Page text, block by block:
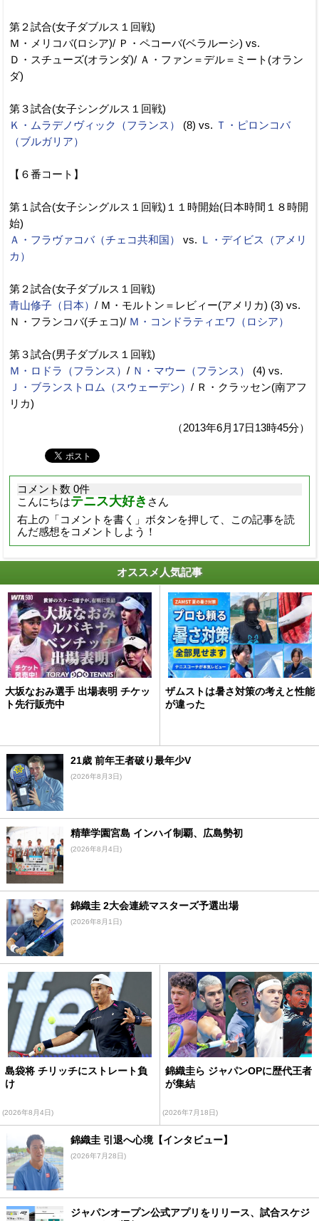
第２試合(女子ダブルス１回戦)
Ｍ・メリコバ(ロシア)/ Ｐ・ペコーバ(ベラルーシ) vs.
Ｄ・スチューズ(オランダ)/ Ａ・ファン＝デル＝ミート(オラン
ダ)
第３試合(女子シングルス１回戦)
Ｋ・ムラデノヴィック（フランス）
(8) vs. Ｔ・ピロンコバ
（ブルガリア）
【６番コート】
第１試合(女子シングルス１回戦)１１時開始(日本時間１８時開
始)
Ａ・フラヴァコバ（チェコ共和国）
vs. Ｌ・デイビス（アメリ
カ）
第２試合(女子ダブルス１回戦)
青山修子（日本） / Ｍ・モルトン＝レビィー(アメリカ) (3) vs.
Ｎ・フランコバ(チェコ)/ Ｍ・コンドラティエワ（ロシア）
第３試合(男子ダブルス１回戦)
Ｍ・ロドラ（フランス） / Ｎ・マウー（フランス）
(4) vs.
Ｊ・ブランストロム（スウェーデン） / Ｒ・クラッセン(南アフ
リカ)
（2013年6月17日13時45分）
コメント数 0件
こんにちはテニス大好き さん
右上の「コメントを書く」ボタンを押して、この記事を読
んだ感想をコメントしよう！
オススメ人気記事
大坂なおみ選手 出場表明 チケッ
ト先行販売中
ザムストは暑さ対策の考えと性能
が違った
21歳 前年王者破り最年少V
(2026年8月3日)
精華学園宮島 インハイ制覇、広島勢初
(2026年8月4日)
錦織圭 2大会連続マスターズ予選出場
(2026年8月1日)
島袋将 チリッチにストレート負
け
(2026年8月4日)
錦織圭ら ジャパンOPに歴代王者
が集結
(2026年7月18日)
錦織圭 引退へ心境【インタビュー】
(2026年7月28日)
ジャパンオープン公式アプリをリリース、試合スケジ